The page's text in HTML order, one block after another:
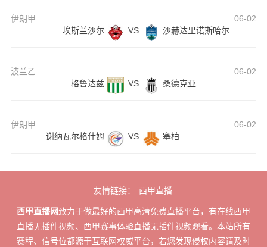
伊朗甲
06-02
埃斯兰沙尔
VS 沙赫达里诺斯哈尔
波兰乙
06-02
格鲁达兹
VS 桑德克亚
伊朗甲
06-02
谢纳瓦尔格什姆
VS 塞柏
友情链接： 西甲直播
西甲直播网致力于做最好的西甲高清免费直播平台，有在线西甲
直播无插件视频、西甲赛事体验直播无插件视频观看。本站所有
赛程、信号位都源于互联网权威平台，若您发现侵权内容请及时